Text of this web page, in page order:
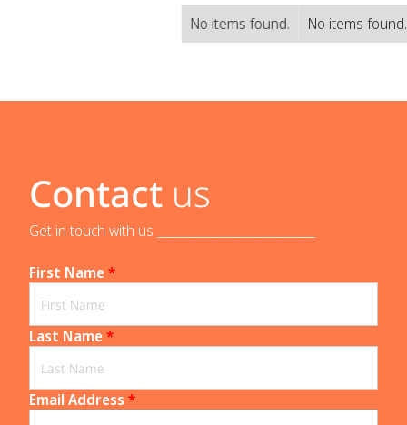
No items found. No items
Contact us
Get in touch with us _____________________________
First Name*
Last Name*
Email Address *